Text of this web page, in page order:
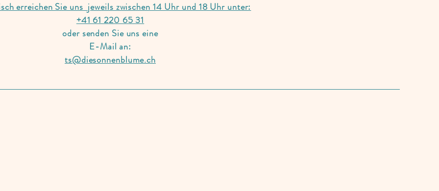
erreichen Sie uns jeweils zwischen 14 Uhr und 18 Uhr unter:
+41 61 220 65 31
oder senden Sie uns eine
E-Mail an:
ts@diesonnenblume.ch